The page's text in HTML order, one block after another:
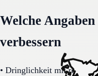
Welche
verbessern
• Dringlichkeit mit